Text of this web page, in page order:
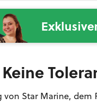
Star Marine, dem